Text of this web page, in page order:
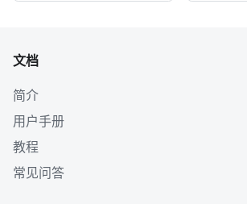
文档
简介
用户手册
教程
常见问答